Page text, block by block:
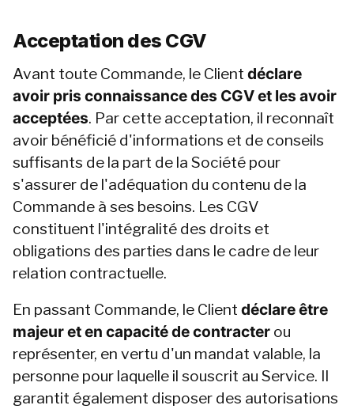
Acceptation des CGV
Avant toute Commande, le Client déclare
avoir pris connaissance des CGV et les avoir
acceptées. Par cette acceptation, il reconnaît
avoir bénéficié d'informations et de conseils
suffisants de la part de la Société pour
s'assurer de l'adéquation du contenu de la
Commande à ses besoins. Les CGV
constituent l'intégralité des droits et
obligations des parties dans le cadre de leur
relation contractuelle.
En passant Commande, le Client déclare être
majeur et en capacité de contracter ou
représenter, en vertu d'un mandat valable, la
personne pour laquelle il souscrit au Service. Il
garantit également disposer des autorisations